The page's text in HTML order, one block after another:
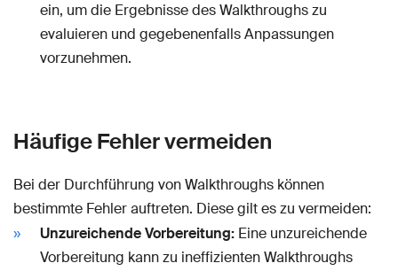
ein, um die Ergebnisse des Walkthroughs zu
evaluieren und gegebenenfalls Anpassungen
vorzunehmen.
Häufige Fehler vermeiden
Bei der Durchführung von Walkthroughs können
bestimmte Fehler auftreten. Diese gilt es zu vermeiden:
Unzureichende Vorbereitung: Eine unzureichende
Vorbereitung kann zu ineffizienten Walkthroughs